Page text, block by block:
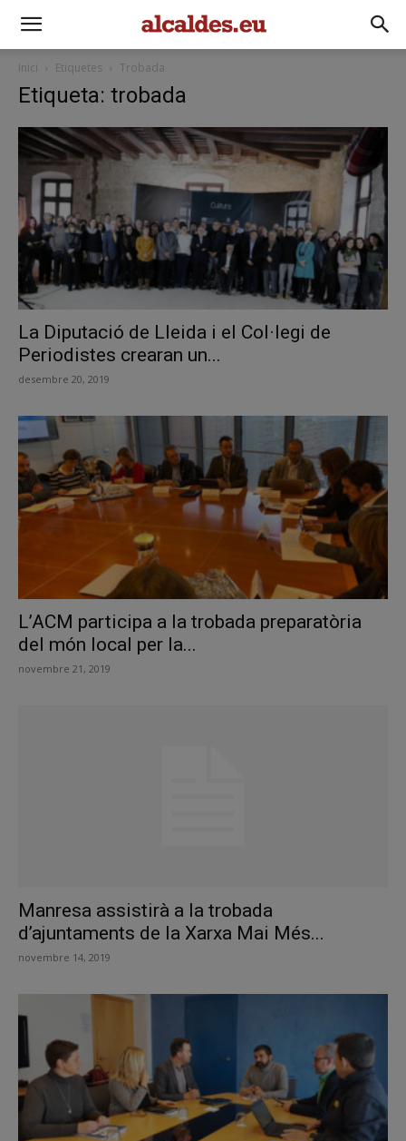
Inici Etiquetes Trobada
Etiqueta: trobada
La Diputació de Lleida i el Col·legi de
Periodistes crearan un...
desembre 20, 2019
L’ACM participa a la trobada preparatòria
del món local per la...
novembre 21, 2019
Manresa assistirà a la trobada
d’ajuntaments de la Xarxa Mai Més...
novembre 14, 2019